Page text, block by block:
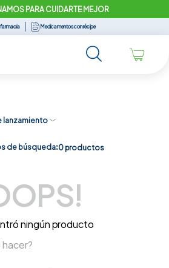
PARA CUIDARTE MEJOR
Medicamentos con récipe
lanzamiento
de búsqueda:0 productos
ningún producto